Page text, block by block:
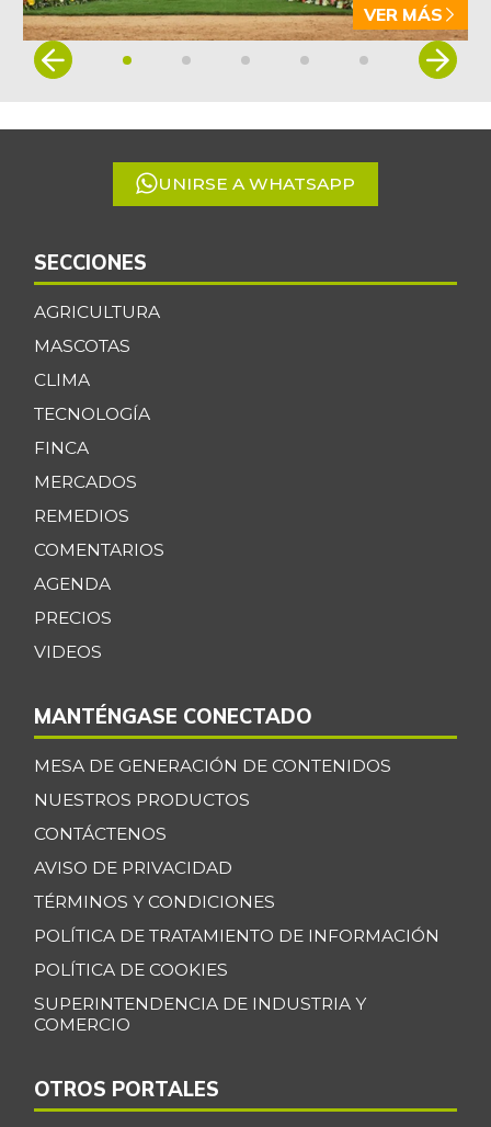
VER MÁS
Item
5
UNIRSE A WHATSAPP
SECCIONES
AGRICULTURA
MASCOTAS
CLIMA
TECNOLOGÍA
FINCA
MERCADOS
REMEDIOS
COMENTARIOS
AGENDA
PRECIOS
VIDEOS
MANTÉNGASE CONECTADO
MESA DE GENERACIÓN DE CONTENIDOS
NUESTROS PRODUCTOS
CONTÁCTENOS
AVISO DE PRIVACIDAD
TÉRMINOS Y CONDICIONES
POLÍTICA DE TRATAMIENTO DE INFORMACIÓN
POLÍTICA DE COOKIES
SUPERINTENDENCIA DE INDUSTRIA Y
COMERCIO
OTROS PORTALES